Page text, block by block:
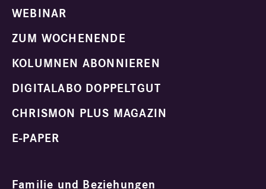
WEBINAR
ZUM WOCHENENDE
KOLUMNEN ABONNIEREN
DIGITALABO DOPPELTGUT
CHRISMON PLUS MAGAZIN
E-PAPER
Familie und Beziehungen